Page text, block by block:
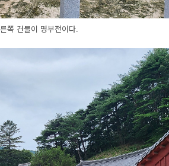
쪽 건물이 명부전이다.